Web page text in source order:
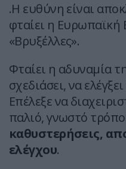
.Η ευθύνη είναι
φταίει η Ευρωπαϊκή
«Βρυξέλλες».
Φταίει η αδυναμία
σχεδιάσει, να
Επέλεξε να
παλιό, γνωστό
καθυστερήσεις,
ελέγχου.